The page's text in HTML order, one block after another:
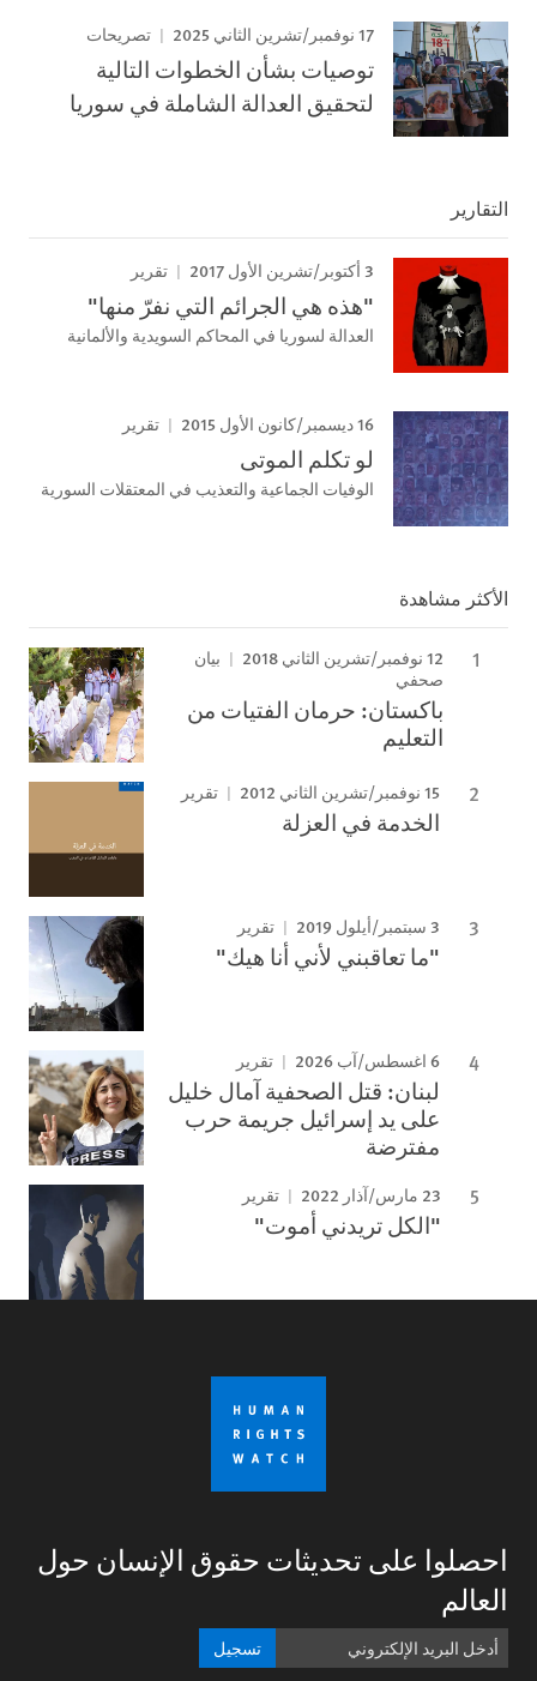
17 نوفمبر/تشرين الثاني 2025 تصريحات
توصيات بشأن الخطوات التالية
لتحقيق العدالة الشاملة في سوريا
التقارير
3 أكتوبر/تشرين الأول 2017 تقرير
"هذه هي الجرائم التي نفرّ منها"
العدالة لسوريا في المحاكم السويدية والألمانية
16 ديسمبر/كانون الأول 2015 تقرير
لو تكلم الموتى
الوفيات الجماعية والتعذيب في المعتقلات السورية
الأكثر مشاهدة
12 نوفمبر/تشرين الثاني 2018
بيان
صحفي
باكستان: حرمان الفتيات من
التعليم
15 نوفمبر/تشرين الثاني 2012 تقرير
الخدمة في العزلة
3 سبتمبر/أيلول 2019 تقرير
"ما تعاقبني لأني أنا هيك"
6 اغسطس/آب 2026 تقرير
لبنان: قتل الصحفية آمال خليل
على يد إسرائيل جريمة حرب
مفترضة
23 مارس/آذار 2022 تقرير
"الكل تريدني أموت"
احصلوا على تحديثات حقوق الإنسان حول
العالم
تسجيل